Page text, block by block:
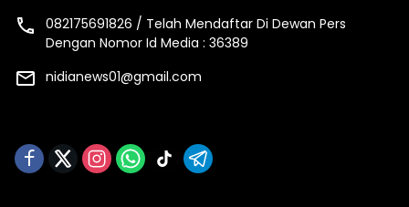
082175691826 / Telah Mendaftar Di Dewan Pers
Dengan Nomor Id Media : 36389
nidianews01@gmail.com